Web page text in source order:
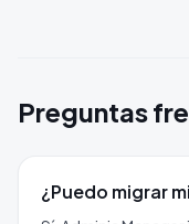
Preguntas
¿Puedo migrar